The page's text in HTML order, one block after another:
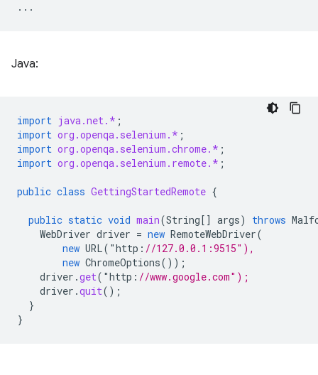
Java:
import java.net.* ;
import org.openqa.selenium.* ;
import org.openqa.selenium.chrome.* ;
import org.openqa.selenium.remote.* ;
public class GettingStartedRemote {
public static void main(String[] args) throws
WebDriver driver = new RemoteWebDriver(
new URL( "http : //127.0.0.1:9515"),
new ChromeOptions());
driver .get( "http : //www.google.com");
driver .quit();
}
}